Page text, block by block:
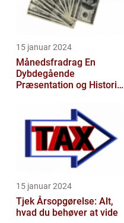
15 januar 2024
Månedsfradrag En
Dybdegående
Præsentation og Historisk
15 januar 2024
Tjek Årsopgørelse: Alt,
hvad du behøver at vide